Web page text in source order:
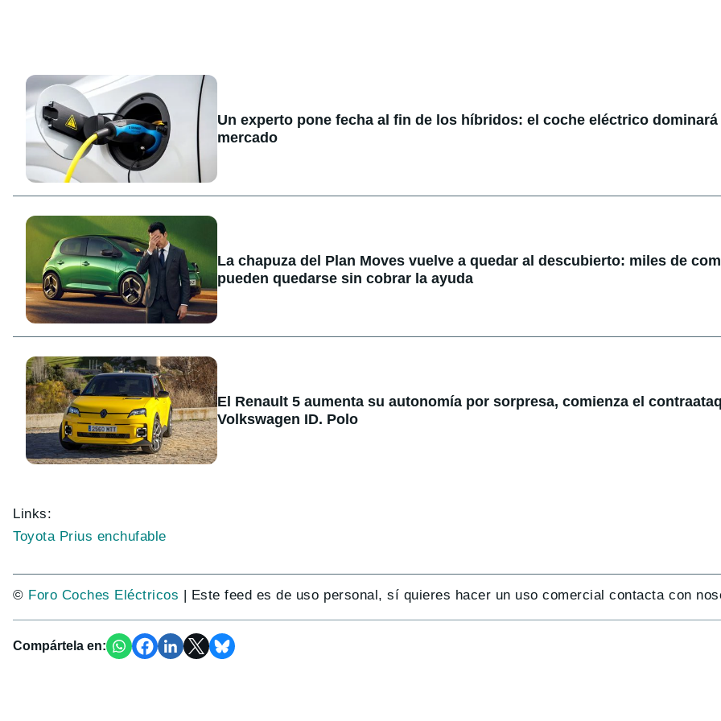
Un experto pone fecha al fin de los híbridos: el coche eléctrico dominará
mercado
La chapuza del Plan Moves vuelve a quedar al descubierto: miles de
pueden quedarse sin cobrar la ayuda
El Renault 5 aumenta su autonomía por sorpresa, comienza el
Volkswagen ID. Polo
Links:
Toyota Prius enchufable
© Foro Coches Eléctricos | Este feed es de uso personal, sí quieres hacer un uso comercial contacta con
Compártela en: